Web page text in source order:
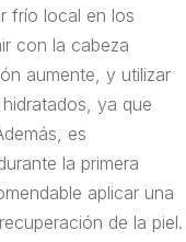
frío local en los
con la cabeza
aumente, y utilizar
ya que
es
la primera
aplicar una
de la piel.